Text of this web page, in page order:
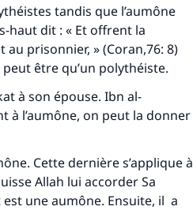
tandis que l’aumône
haut dit : « Et offrent la
prisonnier, » (Coran,76: 8)
être qu’un polythéiste.
à son épouse. Ibn al-
à l’aumône, on peut la donner
Cette dernière s’applique à
Allah lui accorder Sa
une aumône. Ensuite, il a